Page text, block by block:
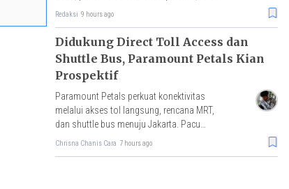
atau menguat 9 poin ke level 640,29.
Redaksi 9 hours ago
Didukung Direct Toll Access dan
Shuttle Bus, Paramount Petals Kian
Prospektif
Paramount Petals perkuat konektivitas
melalui akses tol langsung, rencana MRT,
dan shuttle bus menuju Jakarta. Pacu
mobilitas, aktivitas ekonomi, serta nilai
Chrisna Chanis Cara 7 hours ago